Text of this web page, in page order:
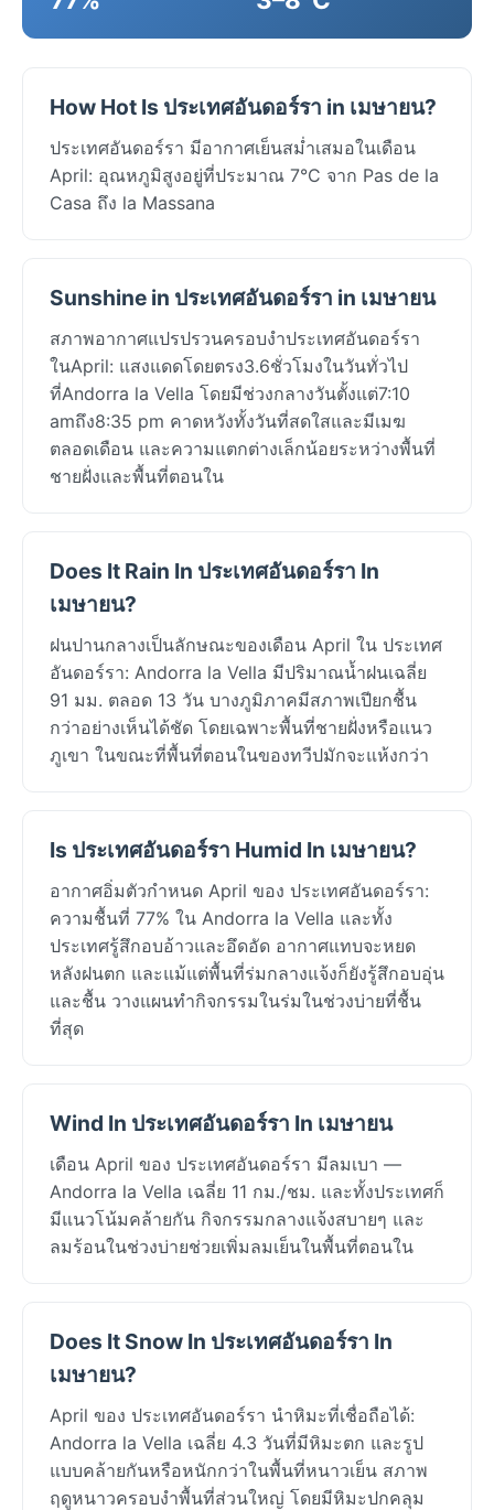
How Hot Is ประเทศอันดอร์รา in เมษายน?
ประเทศอันดอร์รา มีอากาศเย็นสม่ำเสมอในเดือน
April: อุณหภูมิสูงอยู่ที่ประมาณ 7°C จาก Pas de la
Casa ถึง la Massana
Sunshine in ประเทศอันดอร์รา in เมษายน
สภาพอากาศแปรปรวนครอบงำประเทศอันดอร์รา
ในApril: แสงแดดโดยตรง3.6ชั่วโมงในวันทั่วไป
ที่Andorra la Vella โดยมีช่วงกลางวันตั้งแต่7:10
amถึง8:35 pm คาดหวังทั้งวันที่สดใสและมีเมฆ
ตลอดเดือน และความแตกต่างเล็กน้อยระหว่างพื้นที่
ชายฝั่งและพื้นที่ตอนใน
Does It Rain In ประเทศอันดอร์รา In
เมษายน?
ฝนปานกลางเป็นลักษณะของเดือน April ใน ประเทศ
อันดอร์รา: Andorra la Vella มีปริมาณน้ำฝนเฉลี่ย
91 มม. ตลอด 13 วัน บางภูมิภาคมีสภาพเปียกชื้น
กว่าอย่างเห็นได้ชัด โดยเฉพาะพื้นที่ชายฝั่งหรือแนว
ภูเขา ในขณะที่พื้นที่ตอนในของทวีปมักจะแห้งกว่า
Is ประเทศอันดอร์รา Humid In เมษายน?
อากาศอิ่มตัวกำหนด April ของ ประเทศอันดอร์รา:
ความชื้นที่ 77% ใน Andorra la Vella และทั้ง
ประเทศรู้สึกอบอ้าวและอึดอัด อากาศแทบจะหยด
หลังฝนตก และแม้แต่พื้นที่ร่มกลางแจ้งก็ยังรู้สึกอบอุ่น
และชื้น วางแผนทำกิจกรรมในร่มในช่วงบ่ายที่ชื้น
ที่สุด
Wind In ประเทศอันดอร์รา In เมษายน
เดือน April ของ ประเทศอันดอร์รา มีลมเบา —
Andorra la Vella เฉลี่ย 11 กม./ชม. และทั้งประเทศก็
มีแนวโน้มคล้ายกัน กิจกรรมกลางแจ้งสบายๆ และ
ลมร้อนในช่วงบ่ายช่วยเพิ่มลมเย็นในพื้นที่ตอนใน
Does It Snow In ประเทศอันดอร์รา In
เมษายน?
April ของ ประเทศอันดอร์รา นำหิมะที่เชื่อถือได้:
Andorra la Vella เฉลี่ย 4.3 วันที่มีหิมะตก และรูป
แบบคล้ายกันหรือหนักกว่าในพื้นที่หนาวเย็น สภาพ
ฤดูหนาวครอบงำพื้นที่ส่วนใหญ่ โดยมีหิมะปกคลุม